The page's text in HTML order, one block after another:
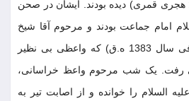
قزوینی (متوفی سال 1360 هجری قمری) دیده بودند. ایشان در صحن
امام جماعت بودند و مرحوم آقا شیخ
محمّد علی خراسانی (متوفی سال 1383 ه.ق) که واعظی بی نظیر
می رفت. یک شب مرحوم واعظ خراسانی،
السلام را خوانده و از اصابت تیر به